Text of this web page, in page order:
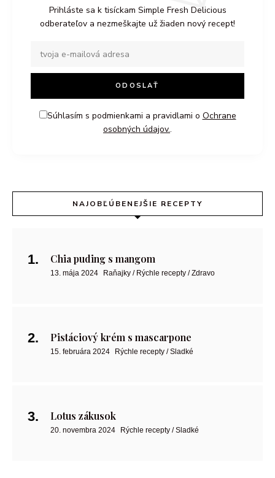
Prihláste sa k tisíckam Simple Fresh Delicious
odberateľov a nezmeškajte už žiaden nový recept!
Súhlasím s podmienkami a pravidlami o Ochrane
osobných údajov..
NAJOBĽÚBENEJŠIE RECEPTY
Chia puding s mangom
13. mája 2024 Raňajky / Rýchle recepty / Zdravo
Pistáciový krém s mascarpone
15. februára 2024 Rýchle recepty / Sladké
Lotus zákusok
20. novembra 2024 Rýchle recepty / Sladké